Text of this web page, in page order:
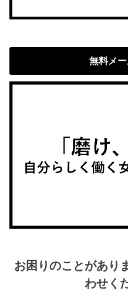
無料メ
お困りのことがあり
わせく